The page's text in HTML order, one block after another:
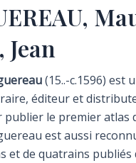
Jean
(15..-c.1596) est
éditeur et
le premier atlas
est aussi
et de quatrains publiés